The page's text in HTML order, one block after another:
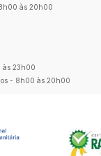
às 20h00
às 23h00
- 8h00 às 20h00